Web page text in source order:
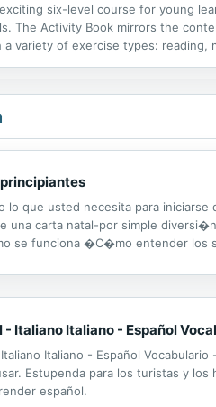
six-level course for young
The Activity Book mirrors the
variety of exercise types:
que usted necesita para iniciarse
una carta natal-por simple
se funciona �C�mo entender los
- Italiano Italiano - Español
Italiano - Español
Estupenda para los turistas y
español.